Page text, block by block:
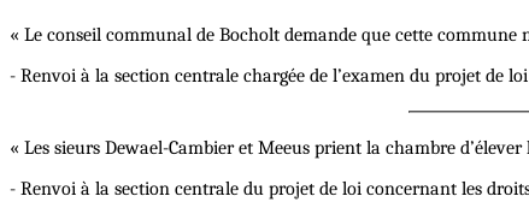
« Le conseil communal de Bocholt demande que cette
- Renvoi à la section centrale chargée de l’examen du projet de
« Les sieurs Dewael-Cambier et Meeus prient la chambre
- Renvoi à la section centrale du projet de loi concernant les